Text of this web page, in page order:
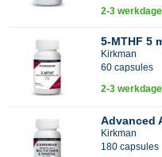
2-3
5-MTHF 5
Kirkman
60 capsules
2-3
Advanced
Kirkman
180 capsules